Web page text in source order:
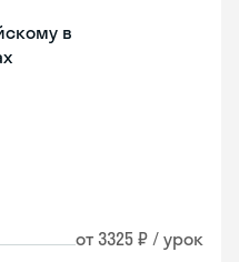
в
от 3325 ₽ / урок